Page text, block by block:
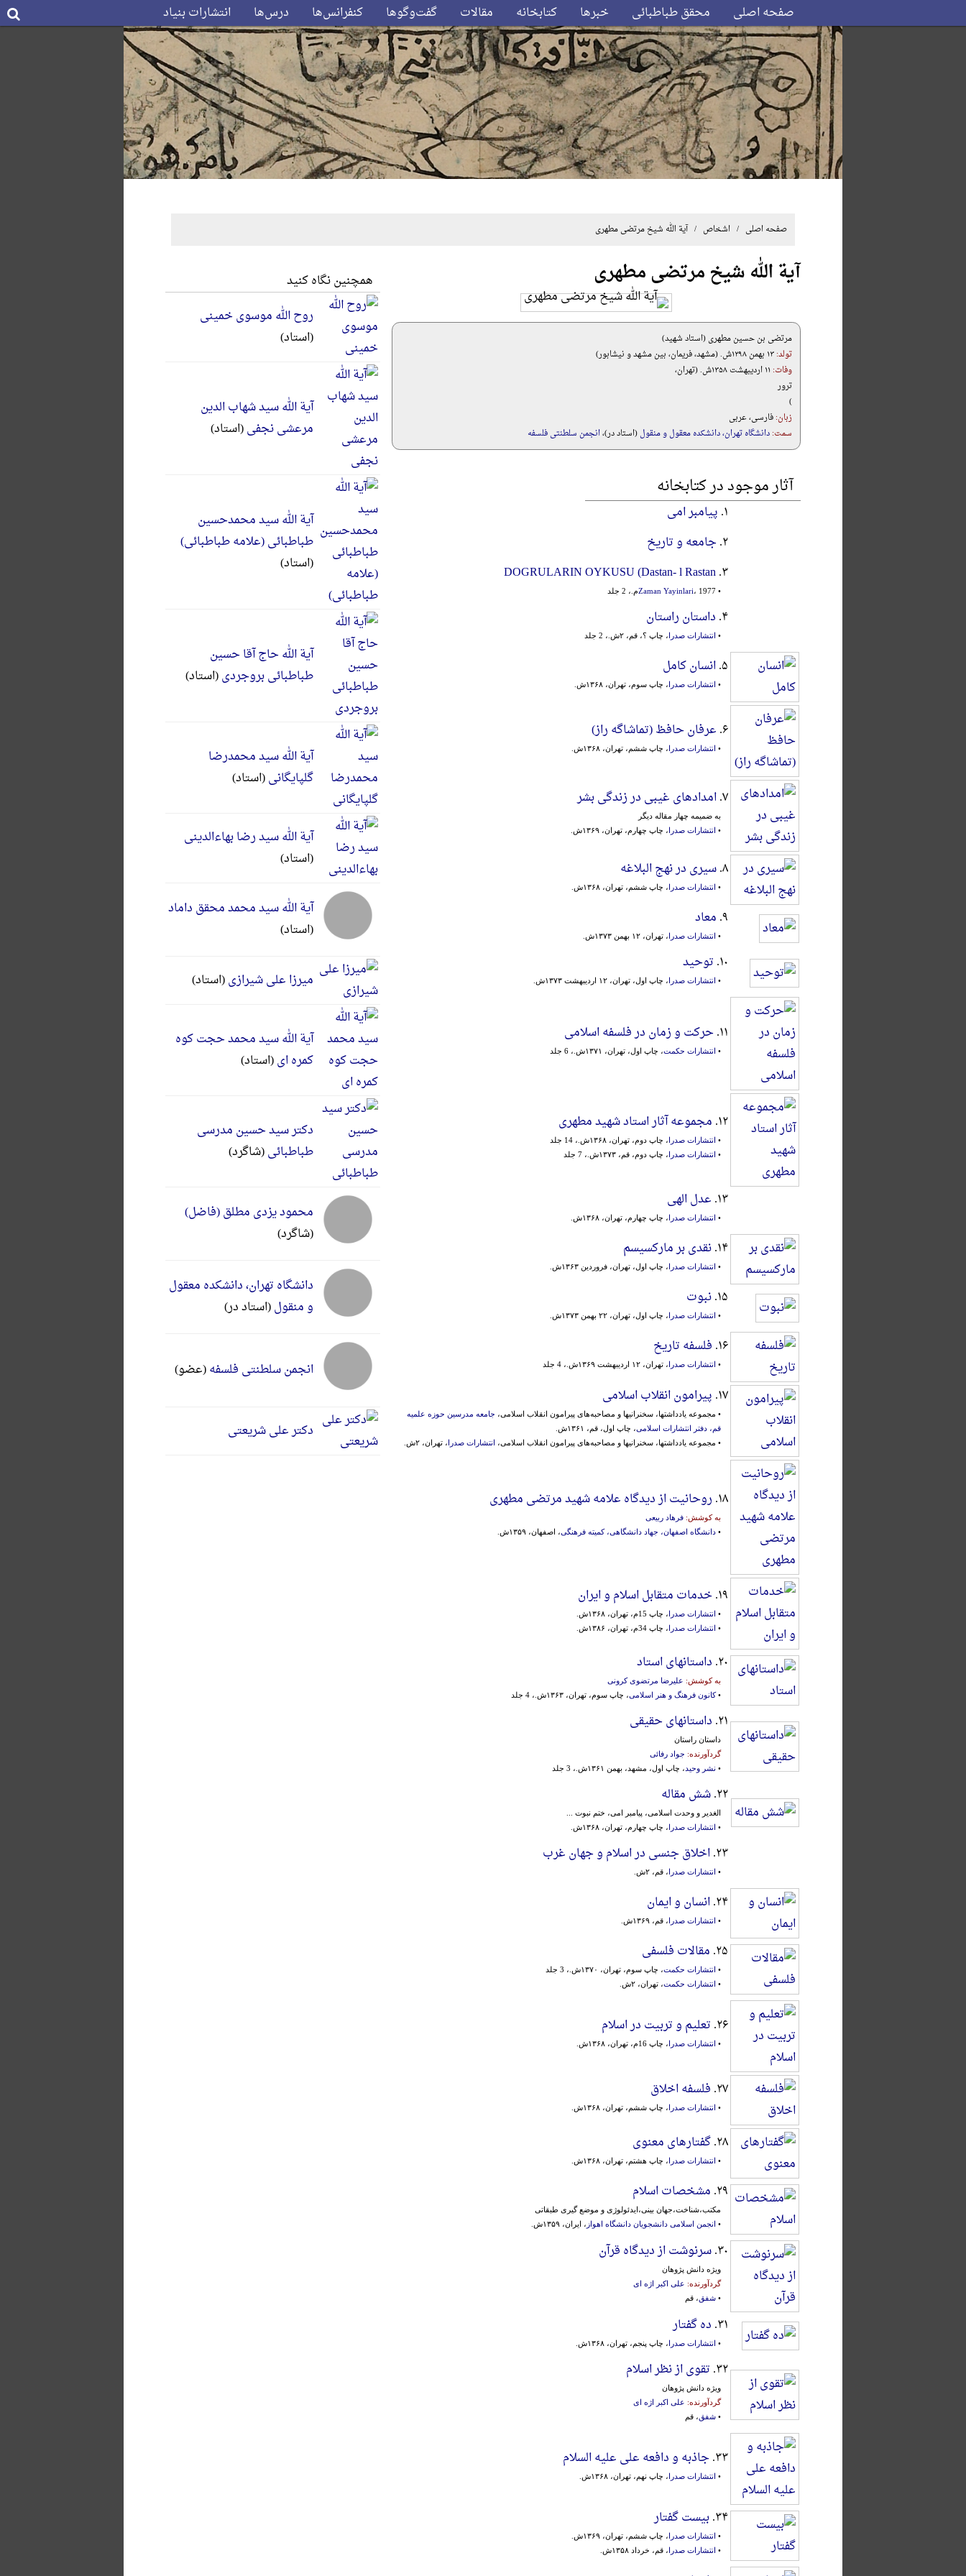
صفحه اصلی محقق طباطبائی خبرها کتابخانه مقالات گفت‌وگوها کنفرانس‌ها درس‌ها انتشارات بنیاد
صفحه اصلی / اشخاص / آیة الله شیخ مرتضی مطهری
آیة الله شیخ مرتضی مطهری
مرتضی بن حسین مطهری (استاد شهید)
تولد:۱۳ بهمن ۱۲۹۸ش. (مشهد، فریمان، بین مشهد و نیشابور)
وفات:
ترور
)
زبان:فارسی، عربی
سمت:دانشگاه تهران، دانشکده معقول و منقول(استاد در)،انجمن سلطنتی فلسفه
آثار موجود در کتابخانه
۱. پیامبر امی
۲. جامعه و تاریخ
۳. DOGRULARIN OYKUSU (Dastan- l Rastan
•
Zaman Yayinlari، 1977م.، 2 جلد
۴. داستان راستان
• انتشارات صدرا، چاپ ؟، قم، ۲ش.، 2 جلد
۵. انسان کامل
• انتشارات صدرا، چاپ سوم، تهران، ۱۳۶۸ش.
۶. عرفان حافظ (تماشاگه‌ راز)
• انتشارات صدرا، چاپ ششم، تهران، ۱۳۶۸ش.
۷. امدادهای غیبی در زندگی بشر
به ضمیمه چهار مقاله دیگر
• انتشارات صدرا، چاپ چهارم، تهران، ۱۳۶۹ش.
۸. سیری در نهج البلاغه
• انتشارات صدرا، چاپ ششم، تهران، ۱۳۶۸ش.
۹. معاد
• انتشارات صدرا، تهران، ۱۲ بهمن ۱۳۷۳ش.
۱۰. توحید
• انتشارات صدرا، چاپ اول، تهران، ۱۲ اردیبهشت ۱۳۷۳ش.
۱۱. حرکت و زمان در فلسفه اسلامی
• انتشارات حکمت، چاپ اول، تهران، ۱۳۷۱ش.، 6 جلد
۱۲. مجموعه آثار استاد شهید مطهری
• انتشارات صدرا، چاپ دوم، تهران، ۱۳۶۸ش.، 14 جلد
• انتشارات صدرا، چاپ دوم، قم، ۱۳۷۳ش.، 7 جلد
۱۳. عدل الهی
• انتشارات صدرا، چاپ چهارم، تهران، ۱۳۶۸ش.
۱۴. نقدی بر مارکسیسم
• انتشارات صدرا، چاپ اول، تهران، فروردین ۱۳۶۳ش.
۱۵. نبوت
• انتشارات صدرا، چاپ اول، تهران، ۲۲ بهمن ۱۳۷۳ش.
۱۶. فلسفه تاریخ
• انتشارات صدرا، تهران، ۱۲ اردیبهشت ۱۳۶۹ش.، 4 جلد
۱۷. پیرامون انقلاب اسلامی
• مجموعه یادداشتها، سخنرانیها و مصاحبه‌های‌ پیرامون انقلاب اسلامی، جامعه مدرسین حوزه علمیه
قم، دفتر انتشارات اسلامی، چاپ اول، قم، ۱۳۶۱ش.
• مجموعه یادداشتها، سخنرانیها و مصاحبه‌های‌ پیرامون انقلاب اسلامی، انتشارات صدرا، تهران، ۲ش.
۱۸. روحانیت از دیدگاه علامه شهید مرتضی مطهری
به کوشش: فرهاد ربیعی
• دانشگاه اصفهان، جهاد دانشگاهی، کمیته فرهنگی، اصفهان، ۱۳۵۹ش.
۱۹. خدمات متقابل اسلام و ایران
• انتشارات صدرا، چاپ 15م، تهران، ۱۳۶۸ش.
• انتشارات صدرا، چاپ 34م، تهران، ۱۳۸۶ش.
۲۰. داستانهای استاد
به کوشش: علیرضا مرتضوی کرونی
•کانون فرهنگ و هنر اسلامی، چاپ سوم، تهران، ۱۳۶۳ش.، 4 جلد
۲۱. داستانهای حقیقی
داستان راستان
گردآورنده: جواد رفائی
• نشر وحید ، چاپ اول، مشهد، بهمن ۱۳۶۱ش.، 3 جلد
۲۲. شش مقاله
الغدیر و وحدت‌ اسلامی‌، پیامبر امی‌، ختم‌ نبوت‌ ...
• انتشارات صدرا، چاپ چهارم، تهران، ۱۳۶۸ش.
۲۳. اخلاق جنسی در اسلام و جهان غرب
• انتشارات صدرا، قم، ۲ش.
۲۴. انسان و ایمان
• انتشارات صدرا، قم، ۱۳۶۹ش.
۲۵. مقالات فلسفی
• انتشارات حکمت، چاپ سوم، تهران، ۱۳۷۰ش.، 3 جلد
• انتشارات حکمت، تهران، ۲ش.
۲۶. تعلیم و تربیت در اسلام
• انتشارات صدرا، چاپ 16م، تهران، ۱۳۶۸ش.
۲۷. فلسفه اخلاق
• انتشارات صدرا، چاپ ششم، تهران، ۱۳۶۸ش.
۲۸. گفتارهای معنوی
• انتشارات صدرا، چاپ هشتم، تهران، ۱۳۶۸ش.
۲۹. مشخصات اسلام
مکتب،شناخت،جهان بینی،ایدئولوژی و موضع گیری طبقاتی
• انجمن اسلامی دانشجویان دانشگاه اهواز ، ایران، ۱۳۵۹ش.
۳۰. سرنوشت از دیدگاه قرآن
ویژه دانش پژوهان
گردآورنده: علی اکبر اژه ای
• شفق، قم
۳۱. ده گفتار
• انتشارات صدرا، چاپ پنجم، تهران، ۱۳۶۸ش.
۳۲. تقوی از نظر اسلام
ویژه دانش پژوهان
گردآورنده: علی اکبر اژه ای
• شفق، قم
۳۳. جاذبه و دافعه علی علیه السلام
• انتشارات صدرا، چاپ نهم، تهران، ۱۳۶۸ش.
۳۴. بیست گفتار
• انتشارات صدرا، چاپ ششم، تهران، ۱۳۶۹ش.
• انتشارات صدرا، قم، خرداد ۱۳۵۸ش.
همچنین نگاه کنید
روح الله موسوی خمینی
(استاد)
آیة الله سید شهاب الدین
مرعشی نجفی(استاد)
آیة الله سید محمدحسین
طباطبائی (علامه طباطبائی)
(استاد)
آیة الله حاج آقا حسین
طباطبائی بروجردی(استاد)
آیة الله سید محمدرضا
گلپایگانی(استاد)
آیة الله سید رضا بهاءالدینی
(استاد)
آیة الله سید محمد محقق داماد
(استاد)
میرزا علی شیرازی(استاد)
آیة الله سید محمد حجت کوه
کمره ای(استاد)
دکتر سید حسین مدرسی
طباطبائی(شاگرد)
محمود یزدی مطلق (فاضل)
(شاگرد)
دانشگاه تهران، دانشکده معقول
و منقول(استاد در)
انجمن سلطنتی فلسفه(عضو)
دکتر علی شریعتی